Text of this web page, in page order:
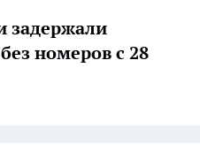
задержали
номеров с 28